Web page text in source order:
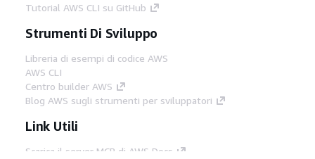
Tutorial AWS CLI su GitHub
Strumenti Di Sviluppo
Libreria di esempi di codice AWS
AWS CLI
Centro builder AWS
Blog AWS sugli strumenti per sviluppatori
Link Utili
Scarica il server MCP di AWS Docs